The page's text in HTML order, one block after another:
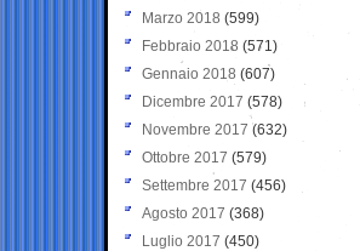
Marzo 2018 (599)
Febbraio 2018 (571)
Gennaio 2018 (607)
Dicembre 2017 (578)
Novembre 2017 (632)
Ottobre 2017 (579)
Settembre 2017 (456)
Agosto 2017 (368)
Luglio 2017 (450)